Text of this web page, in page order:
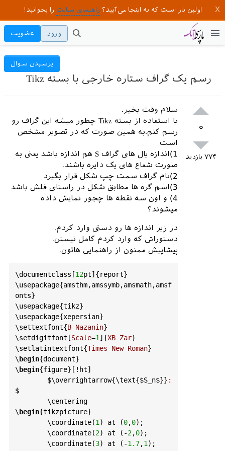
اولین بار است که به اینجا می‌آیید؟ راهنمای سایت را بخوانید!
ورود عضویت
رسم یک گراف ستاره خارجی با بسته Tikz
پرسیدن سوال
۰
۷۷۴ بازدید
سلام وقت بخیر.
با استفاده از بسته Tikz چطور میشه این گراف رو
رسم کنم.به همین صورت که در تصویر مشخص
است
1)اندازه یال های گراف S هم اندازه باشد یعنی به
صورت شعاع های یک دایره باشند.
2)نام گراف سمت چپ شکل قرار بگیرد
3)اسم گره ها مطابق شکل در راستای فلش باشد
4) و اون سه نقطه ها چجور نمایش داده
میشوند؟
در زیر اندازه ها رو دستی وارد کردم.
دستوراتی که وارد کردم کامل نیستن.
پیشاپیش ممنون از راهنمایی هاتون.
\documentclass [12pt]{report}
\usepackage{amsthm,amssymb,amsmath,amsf
onts}
\usepackage{tikz}
\usepackage{xepersian}
\settextfont{B Nazanin}
\setdigitfont [Scale=1 ]{XB Zar}
\setlatintextfont{Times New Roman}
\ begin{document}
\ begin{figure}[! ht]
$\overrightarrow{\text{$S_n$}} :
$
	\
centering
\ begin{tikzpicture}
	\
coordinate(1 ) at (0,0);
	\
coordinate(2) at (-2,0);
	\
coordinate(3) at (-1.7,1 );